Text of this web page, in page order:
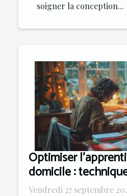
soigner la conception...
Optimiser
domicile :
Vendredi 27 septembre